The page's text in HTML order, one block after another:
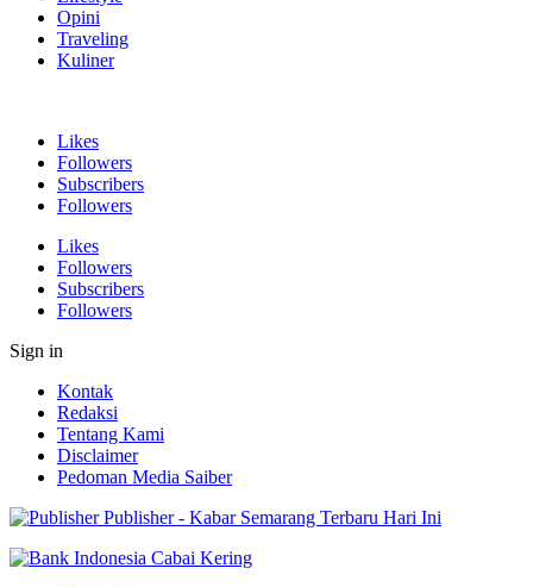
Opini
Traveling
Kuliner
Likes
Followers
Subscribers
Followers
Likes
Followers
Subscribers
Followers
Sign in
Kontak
Redaksi
Tentang Kami
Disclaimer
Pedoman Media Saiber
Publisher - Kabar Semarang Terbaru Hari Ini